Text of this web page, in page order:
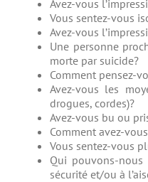
Avez-vous
Vous sentez-vous
Avez-vous
Une personne
morte par suicide?
Comment pensez-
Avez-vous les
drogues, cordes)?
Avez-vous bu ou
Comment avez-
Vous sentez-vous
Qui pouvons-
sécurité et/ou à